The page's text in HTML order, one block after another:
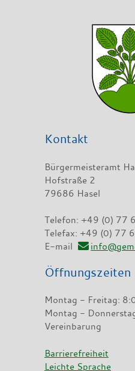
Kontakt
Bürgermeisteramt
Hofstraße 2
79686 Hasel
Telefon: +49 (0) 77
Telefax: +49 (0) 77
E-mail
Öffnungszeiten
Montag - Freitag:
Montag -
Vereinbarung
Barrierefreiheit
Leichte Sprache